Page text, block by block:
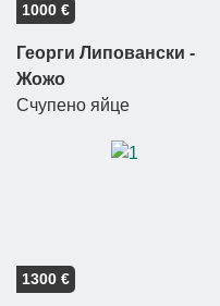
1000 €
Георги Липовански -
Жожо
Счупено яйце
1300 €